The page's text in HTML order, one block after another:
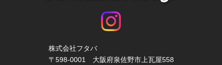
株式会社フタバ
〒598-0001 大阪府泉佐野市上瓦屋558